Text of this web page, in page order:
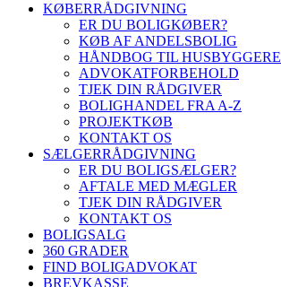
KØBERRÅDGIVNING
ER DU BOLIGKØBER?
KØB AF ANDELSBOLIG
HÅNDBOG TIL HUSBYGGERE
ADVOKATFORBEHOLD
TJEK DIN RÅDGIVER
BOLIGHANDEL FRA A-Z
PROJEKTKØB
KONTAKT OS
SÆLGERRÅDGIVNING
ER DU BOLIGSÆLGER?
AFTALE MED MÆGLER
TJEK DIN RÅDGIVER
KONTAKT OS
BOLIGSALG
360 GRADER
FIND BOLIGADVOKAT
BREVKASSE